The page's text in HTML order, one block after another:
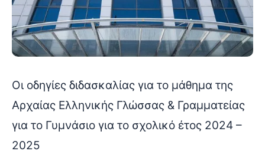
Οι οδηγίες διδασκαλίας για το μάθημα της
Αρχαίας Ελληνικής Γλώσσας & Γραμματείας
για το Γυμνάσιο για το σχολικό έτος 2024 –
2025